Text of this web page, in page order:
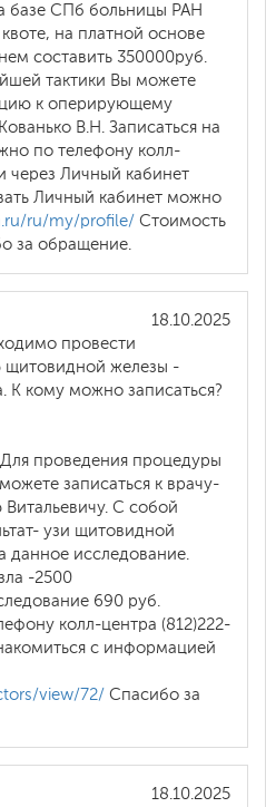
базе СПб больницы РАН
на платной основе
составить 350000руб.
тактики Вы можете
к оперирующему
В.Н. Записаться на
по телефону колл-
через Личный кабинет
Личный кабинет можно
ru/my/profile/ Стоимость
за обращение.
18.10.2025
провести
щитовидной железы -
К кому можно записаться?
проведения процедуры
записаться к врачу-
С собой
узи щитовидной
данное исследование.
-2500
690 руб.
колл-центра (812)222-
с информацией
view/72/ Спасибо за
18.10.2025